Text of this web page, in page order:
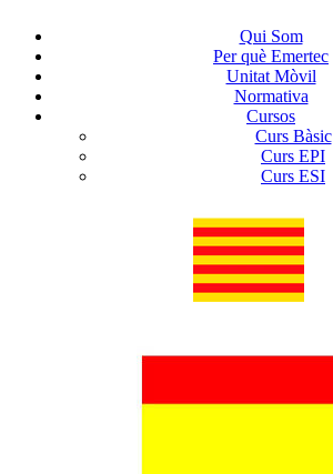
Qui Som
Per què Emertec
Unitat Mòvil
Normativa
Cursos
Curs Bàsic
Curs EPI
Curs ESI